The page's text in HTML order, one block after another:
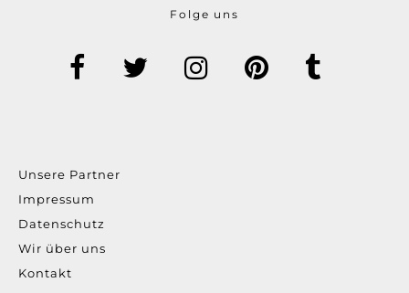
Folge uns
Unsere Partner
Impressum
Datenschutz
Wir über uns
Kontakt